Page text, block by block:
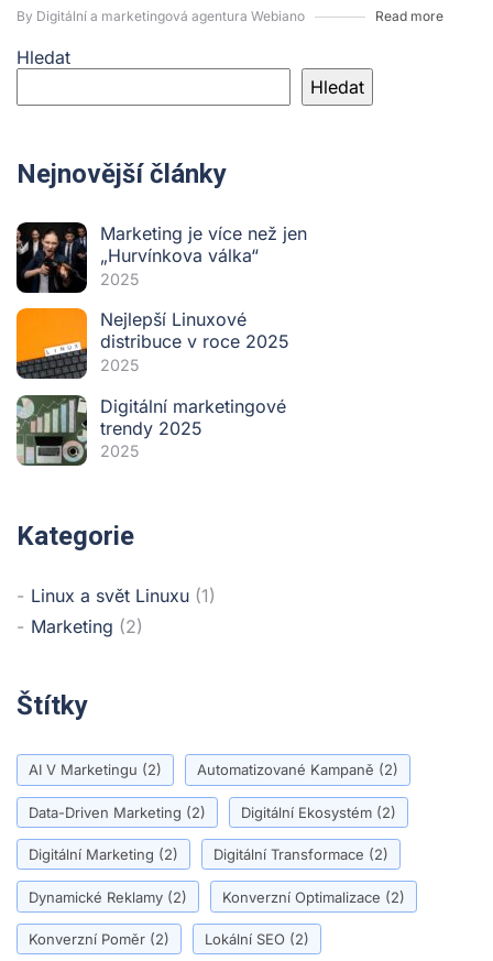
By Digitální a marketingová agentura Webiano Read more
Hledat
Hledat
Nejnovější články
Marketing je více než jen
„Hurvínkova válka“
2025
Nejlepší Linuxové
distribuce v roce 2025
2025
Digitální marketingové
trendy 2025
2025
Kategorie
Linux a svět Linuxu (1)
Marketing (2)
Štítky
AI V Marketingu (2) Automatizované Kampaně (2)
Data-Driven Marketing (2) Digitální Ekosystém (2)
Digitální Marketing (2) Digitální Transformace (2)
Dynamické Reklamy (2) Konverzní Optimalizace (2)
Konverzní Poměr (2) Lokální SEO (2)